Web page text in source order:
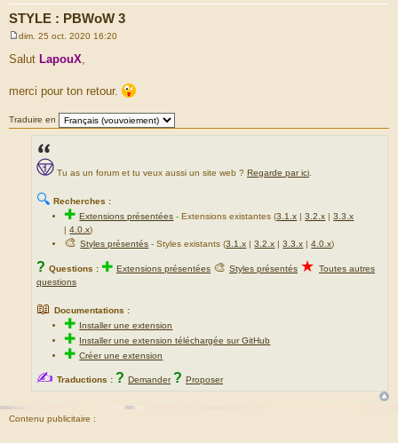
STYLE : PBWoW 3
e
s
g
dim. 25 oct. 2020 16:20
Salut LapouX
merci pour ton retour.
Traduire en
Tu as un forum et tu veux aussi un site web ? Regarde par ici.
🔍 Recherches :
✚Extensions présentées -Extensions existantes (3.1.x |3.2.x |3.3.x
|4.0.x)
🎨Styles présentés - Styles existants (3.1.x |3.2.x |3.3.x |4.0.x)
? Questions : ✚ Extensions présentées 🎨 Styles présentés ★ Toutes autres
questions
📖 Documentations :
✚ Installer une extension
✚ Installer une extension téléchargée sur GitHub
✚Créer une extension
✍ Traductions : ? Demander ? Proposer
Contenu publicitaire :